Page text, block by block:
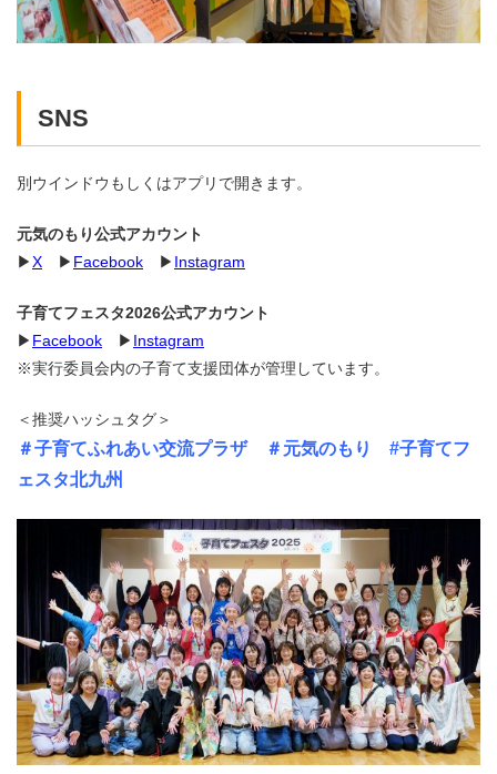
SNS
別ウインドウもしくはアプリで開きます。
元気のもり公式アカウント
▶X ▶ Facebook ▶ Instagram
子育てフェスタ2026公式アカウント
▶ Facebook ▶ Instagram
※実行委員会内の子育て支援団体が管理しています。
＜推奨ハッシュタグ＞
＃子育てふれあい交流プラザ ＃元気のもり #子育てフ
ェスタ北九州